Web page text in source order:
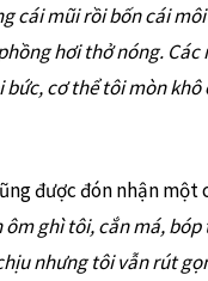
cái mũi rồi bốn cái
hơi thở nóng. Các
cơ thể tôi mòn
được đón nhận một
ôm ghì tôi, cắn má,
nhưng tôi vẫn rút